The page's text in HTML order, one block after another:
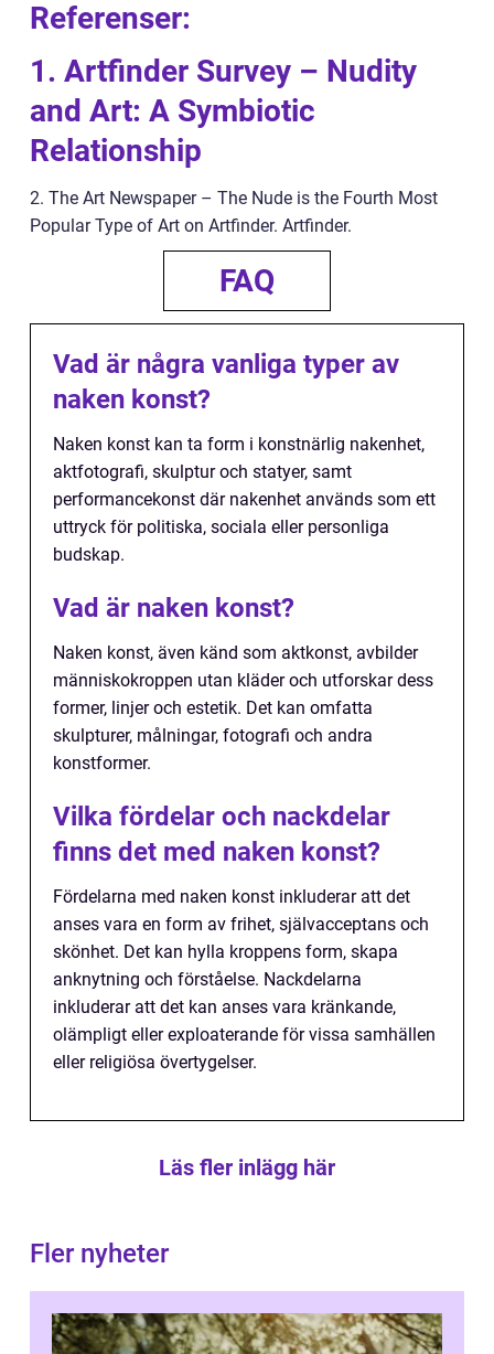
Referenser:
1. Artfinder Survey – Nudity
and Art: A Symbiotic
Relationship
2. The Art Newspaper – The Nude is the Fourth Most
Popular Type of Art on Artfinder. Artfinder.
FAQ
Vad är några vanliga typer av
naken konst?
Naken konst kan ta form i konstnärlig nakenhet,
aktfotografi, skulptur och statyer, samt
performancekonst där nakenhet används som ett
uttryck för politiska, sociala eller personliga
budskap.
Vad är naken konst?
Naken konst, även känd som aktkonst, avbilder
människokroppen utan kläder och utforskar dess
former, linjer och estetik. Det kan omfatta
skulpturer, målningar, fotografi och andra
konstformer.
Vilka fördelar och nackdelar
finns det med naken konst?
Fördelarna med naken konst inkluderar att det
anses vara en form av frihet, självacceptans och
skönhet. Det kan hylla kroppens form, skapa
anknytning och förståelse. Nackdelarna
inkluderar att det kan anses vara kränkande,
olämpligt eller exploaterande för vissa samhällen
eller religiösa övertygelser.
Läs fler inlägg här
Fler nyheter